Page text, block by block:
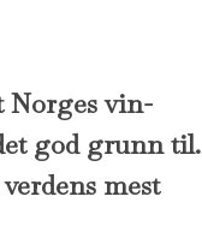
Norges vin-
god grunn til.
mest